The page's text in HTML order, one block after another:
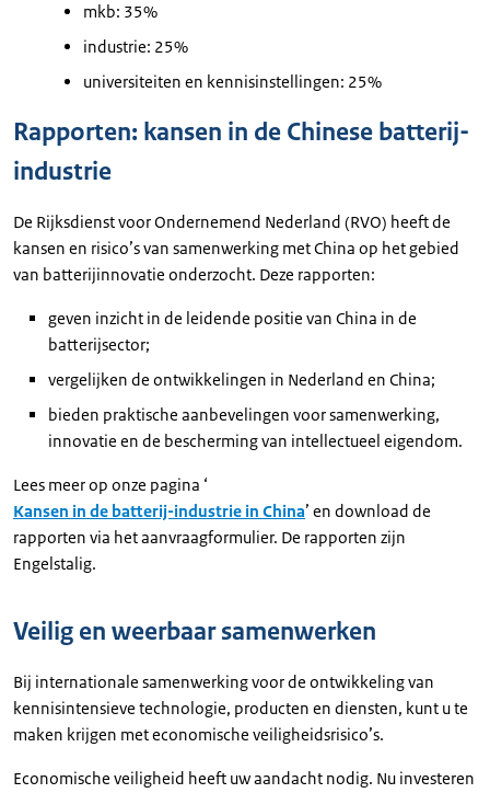
mkb: 35%
industrie: 25%
universiteiten en kennisinstellingen: 25%
Rapporten: kansen in de Chinese batterij-
industrie
De Rijksdienst voor Ondernemend Nederland (RVO) heeft de
kansen en risico’s van samenwerking met China op het gebied
van batterijinnovatie onderzocht. Deze rapporten:
geven inzicht in de leidende positie van China in de
batterijsector;
vergelijken de ontwikkelingen in Nederland en China;
bieden praktische aanbevelingen voor samenwerking,
innovatie en de bescherming van intellectueel eigendom.
Lees meer op onze pagina ‘
Kansen in de batterij-industrie in China’ en download de
rapporten via het aanvraagformulier. De rapporten zijn
Engelstalig.
Veilig en weerbaar samenwerken
Bij internationale samenwerking voor de ontwikkeling van
kennisintensieve technologie, producten en diensten, kunt u te
maken krijgen met economische veiligheidsrisico’s.
Economische veiligheid heeft uw aandacht nodig. Nu investeren